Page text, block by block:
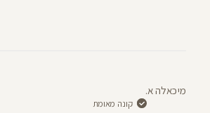
מיכאלה א.
קונה מאומת